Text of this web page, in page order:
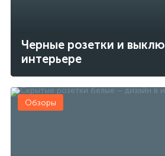
Черные розетки и
интерьере
Обзоры